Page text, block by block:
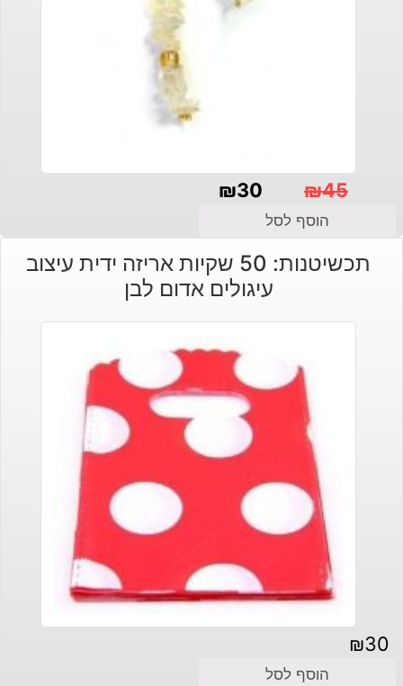
₪45
המקורי
היה:
₪30
הנוכחי
הוא:
הוסף לסל
תכשיטנות: 50 שקיות אריזה ידית עיצוב
עיגולים אדום לבן
₪30
הוסף לסל